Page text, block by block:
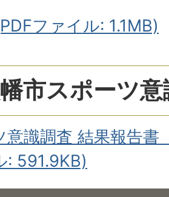
ファイル: 1.1MB)
市スポーツ意
意識調査 結果報告書
: 591.9KB)